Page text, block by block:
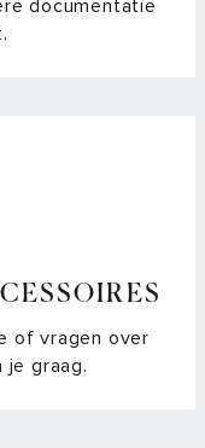
documentatie
of vragen over
je graag.